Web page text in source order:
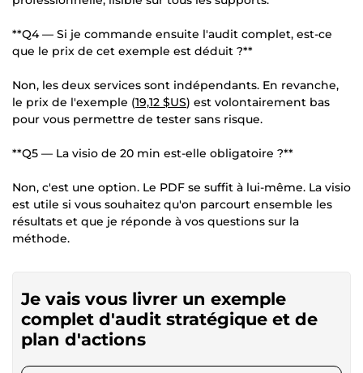
**Q4 — Si je commande ensuite l'audit complet, est-ce
que le prix de cet exemple est déduit ?**
Non, les deux services sont indépendants. En revanche,
le prix de l'exemple (19,12 $US) est volontairement bas
pour vous permettre de tester sans risque.
**Q5 — La visio de 20 min est-elle obligatoire ?**
Non, c'est une option. Le PDF se suffit à lui-même. La visio
est utile si vous souhaitez qu'on parcourt ensemble les
résultats et que je réponde à vos questions sur la
méthode.
Je vais vous livrer un exemple
complet d'audit stratégique et de
plan d'actions